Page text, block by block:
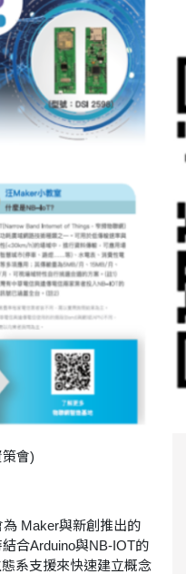
會)
Maker與新創推出的
合Arduino與NB-IOT的
系支援來快速建立概念